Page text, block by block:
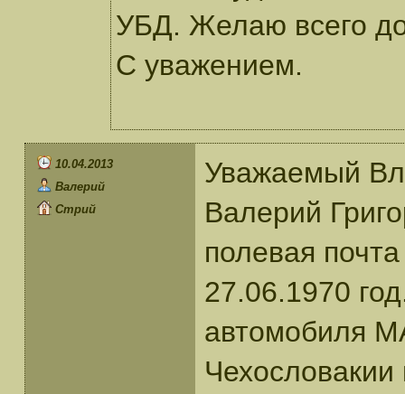
УБД. Желаю всего
С уважением.
10.04.2013
Валерий
Стрий
Уважаемый
Валерий
полевая
27.06.1970
автомобиля